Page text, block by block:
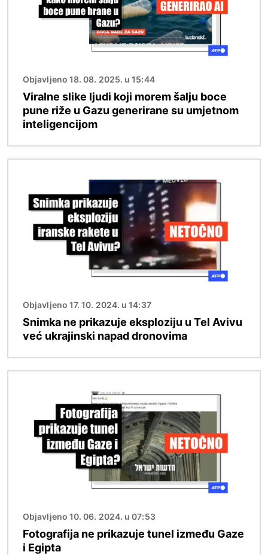
Objavljeno 18. 08. 2025. u 15:44
Viralne slike ljudi koji morem šalju boce
pune riže u Gazu generirane su umjetnom
inteligencijom
Objavljeno 17. 10. 2024. u 14:37
Snimka ne prikazuje eksploziju u Tel Avivu
već ukrajinski napad dronovima
Objavljeno 10. 06. 2024. u 07:53
Fotografija ne prikazuje tunel između Gaze
i Egipta